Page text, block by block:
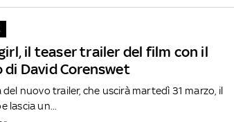
il teaser trailer del film con il
di David Corenswet
nuovo trailer, che uscirà martedì 31 marzo, il
lascia un...